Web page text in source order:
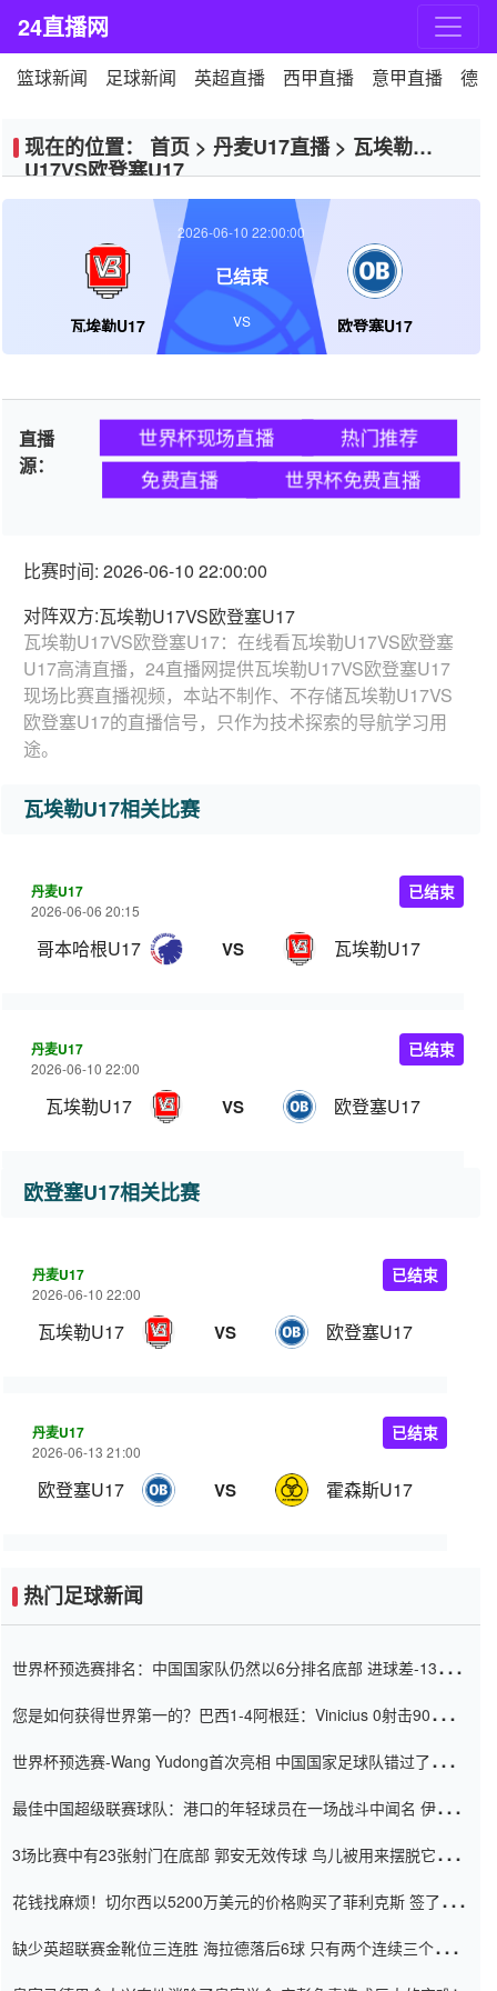
24直播网
篮球新闻 足球新闻 英超直播 西甲直播 意甲直播 德
现在的位置： 首页 > 丹麦U17直播> 瓦埃勒
U17VS欧登塞U17
瓦埃勒U17 欧登塞U17
2026-06-10 22:00:00
已结束
VS
直播
源：
世界杯现场直播
热门推荐
免费直播
世界杯免费直播
比赛时间: 2026-06-10 22:00:00
对阵双方:瓦埃勒U17VS欧登塞U17
瓦埃勒U17VS欧登塞U17：在线看瓦埃勒U17VS欧登塞
U17高清直播，24直播网提供瓦埃勒U17VS欧登塞U17
现场比赛直播视频，本站不制作、不存储瓦埃勒U17VS
欧登塞U17的直播信号，只作为技术探索的导航学习用
途。
瓦埃勒U17相关比赛
丹麦U17
2026-06-06 20:15
哥本哈根U17 VS 瓦埃勒U17
已结束
丹麦U17
2026-06-10 22:00
瓦埃勒U17 VS 欧登塞U17
已结束
欧登塞U17相关比赛
丹麦U17
2026-06-10 22:00
瓦埃勒U17 VS 欧登塞U17
已结束
丹麦U17
2026-06-13 21:00
欧登塞U17 VS 霍森斯U17
已结束
热门足球新闻
世界杯预选赛排名：中国国家队仍然以6分排名底部 进球差-13令人
您是如何获得世界第一的？巴西1-4阿根廷：Vinicius 0射击90分钟
世界杯预选赛-Wang Yudong首次亮相 中国国家足球队错过了世界
最佳中国超级联赛球队：港口的年轻球员在一场战斗中闻名 伊万放
3场比赛中有23张射门在底部 郭安无效传球 鸟儿被用来摆脱它
花钱找麻烦！切尔西以5200万美元的价格购买了菲利克斯 签了7年
缺少英超联赛金靴位三连胜 海拉德落后6球 只有两个连续三个连续